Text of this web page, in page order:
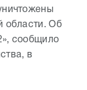
области. Об
сообщило
в